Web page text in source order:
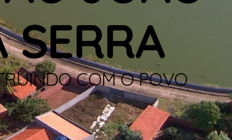
SERRA
COM O POVO